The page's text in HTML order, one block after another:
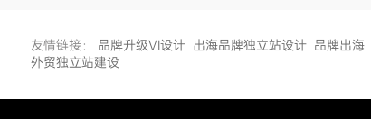
友情链接： 品牌升级VI设计 出海品牌独立站设计 品牌出海
外贸独立站建设